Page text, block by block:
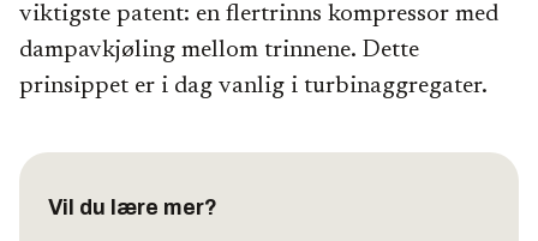
viktigste patent: en flertrinns kompressor med
dampavkjøling mellom trinnene. Dette
prinsippet er i dag vanlig i turbinaggregater.
Vil du lære mer?